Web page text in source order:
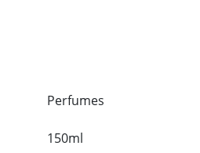
Perfumes
150ml